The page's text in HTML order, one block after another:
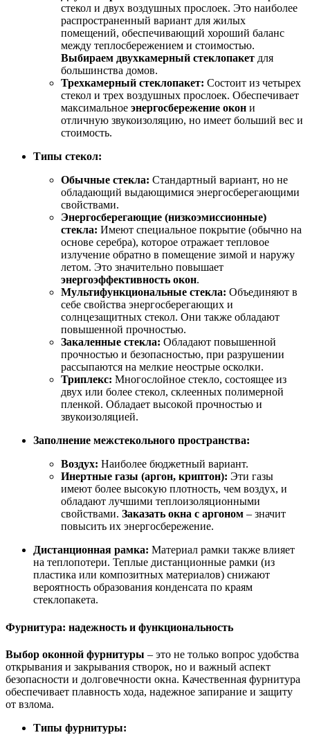
стекол и двух воздушных прослоек. Это наиболее
распространенный вариант для жилых
помещений, обеспечивающий хороший баланс
между теплосбережением и стоимостью.
Выбираем двухкамерный стеклопакет для
большинства домов.
Трехкамерный стеклопакет: Состоит из четырех
стекол и трех воздушных прослоек. Обеспечивает
максимальное энергосбережение окон и
отличную звукоизоляцию, но имеет больший вес и
стоимость.
Типы стекол:
Обычные стекла: Стандартный вариант, но не
обладающий выдающимися энергосберегающими
свойствами.
Энергосберегающие (низкоэмиссионные)
стекла: Имеют специальное покрытие (обычно на
основе серебра), которое отражает тепловое
излучение обратно в помещение зимой и наружу
летом. Это значительно повышает
энергоэффективность окон.
Мультифункциональные стекла: Объединяют в
себе свойства энергосберегающих и
солнцезащитных стекол. Они также обладают
повышенной прочностью.
Закаленные стекла: Обладают повышенной
прочностью и безопасностью, при разрушении
рассыпаются на мелкие неострые осколки.
Триплекс: Многослойное стекло, состоящее из
двух или более стекол, склеенных полимерной
пленкой. Обладает высокой прочностью и
звукоизоляцией.
Заполнение межстекольного пространства:
Воздух: Наиболее бюджетный вариант.
Инертные газы (аргон, криптон): Эти газы
имеют более высокую плотность, чем воздух, и
обладают лучшими теплоизоляционными
свойствами. Заказать окна с аргоном – значит
повысить их энергосбережение.
Дистанционная рамка: Материал рамки также влияет
на теплопотери. Теплые дистанционные рамки (из
пластика или композитных материалов) снижают
вероятность образования конденсата по краям
стеклопакета.
Фурнитура: надежность и функциональность
Выбор оконной фурнитуры – это не только вопрос удобства
открывания и закрывания створок, но и важный аспект
безопасности и долговечности окна. Качественная фурнитура
обеспечивает плавность хода, надежное запирание и защиту
от взлома.
Типы фурнитуры: